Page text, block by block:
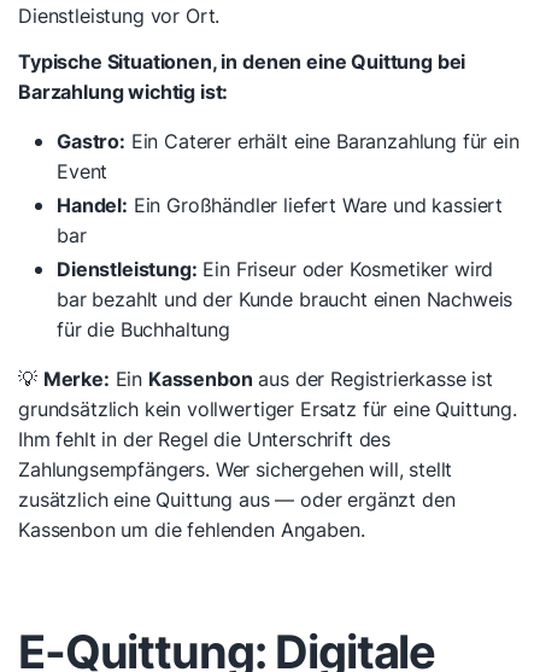
Dienstleistung vor Ort.
Typische Situationen, in denen eine Quittung bei
Barzahlung wichtig ist:
Gastro: Ein Caterer erhält eine Baranzahlung für ein
Event
Handel: Ein Großhändler liefert Ware und kassiert
bar
Dienstleistung: Ein Friseur oder Kosmetiker wird
bar bezahlt und der Kunde braucht einen Nachweis
für die Buchhaltung
💡 Merke: Ein Kassenbon aus der Registrierkasse ist
grundsätzlich kein vollwertiger Ersatz für eine Quittung.
Ihm fehlt in der Regel die Unterschrift des
Zahlungsempfängers. Wer sichergehen will, stellt
zusätzlich eine Quittung aus — oder ergänzt den
Kassenbon um die fehlenden Angaben.
E-Quittung: Digitale